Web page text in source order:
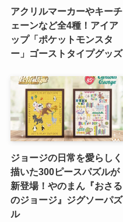
アクリルマーカーやキーチ
ェーンなど全4種！アイア
ップ「ポケットモンスタ
ー」ゴーストタイプグッズ
ジョージの日常を愛らしく
描いた300ピースパズルが
新登場！やのまん『おさる
のジョージ』ジグソーパズ
ル